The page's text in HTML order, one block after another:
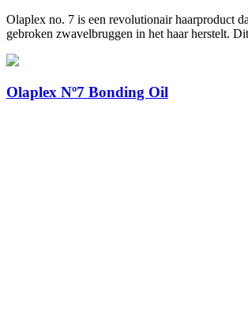
Olaplex no. 7 is een revolutionair haarproduct
gebroken zwavelbruggen in het haar herstelt.
Olaplex Nº7 Bonding Oil